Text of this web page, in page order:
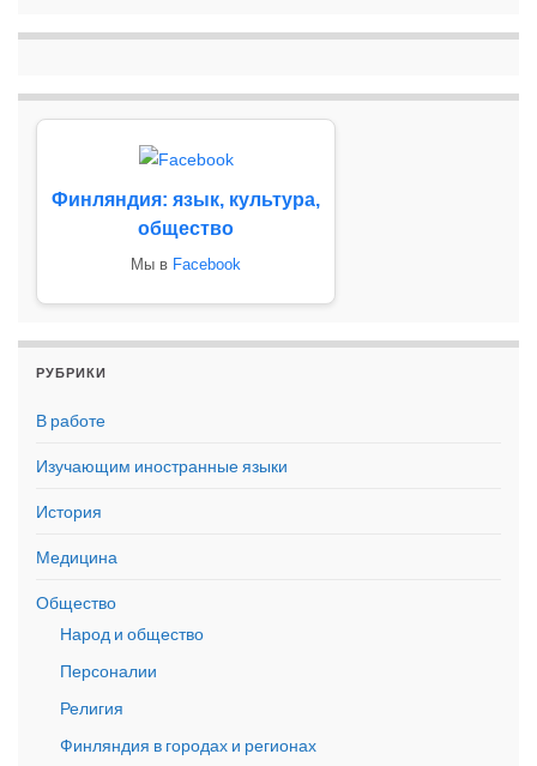
Финляндия: язык, культура,
общество
Мы в Facebook
РУБРИКИ
В работе
Изучающим иностранные языки
История
Медицина
Общество
Народ и общество
Персоналии
Религия
Финляндия в городах и регионах